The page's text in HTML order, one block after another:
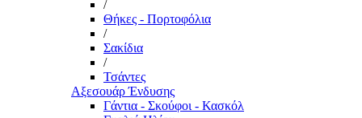
/
Θήκες - Πορτοφόλια
/
Σακίδια
/
Τσάντες
Αξεσουάρ Ένδυσης
Γάντια - Σκούφοι - Κασκόλ